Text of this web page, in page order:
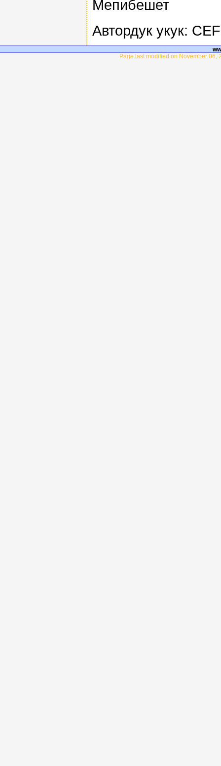
Мепибешет
Автордук укук:
Page last modified on November 06,